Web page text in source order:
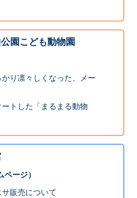
園こども動物園
り凛々しくなった、メー
トした「まるまる動物
ージ）
販売について